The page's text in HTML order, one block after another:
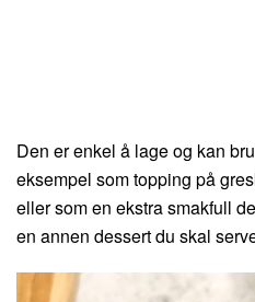
Den er enkel å lage og kan
eksempel som topping på
eller som en ekstra smakfull
en annen dessert du skal